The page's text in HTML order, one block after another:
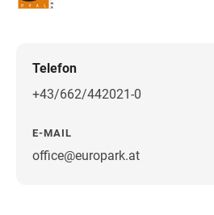
Telefon
+43/662/442021-0
E-MAIL
office@europark.atWegbeschreibung